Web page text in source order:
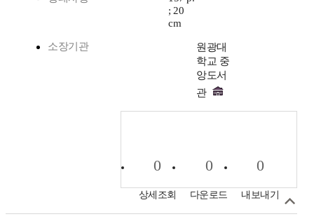
; 20
cm
소장기관
원광대
학교 중
앙도서
관
0
상세조회
0
다운로드
0
내보내기